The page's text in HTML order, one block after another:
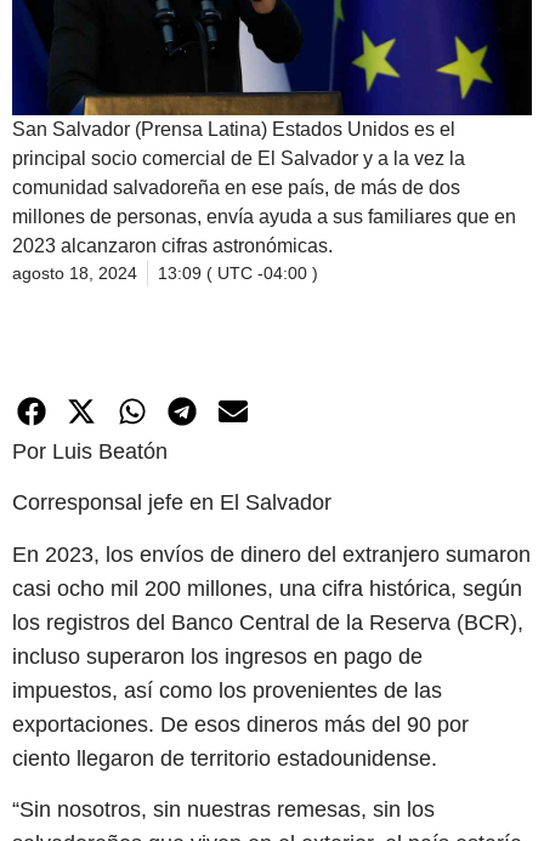
San Salvador (Prensa Latina) Estados Unidos es el
principal socio comercial de El Salvador y a la vez la
comunidad salvadoreña en ese país, de más de dos
millones de personas, envía ayuda a sus familiares que en
2023 alcanzaron cifras astronómicas.
agosto 18, 2024 13:09 ( UTC -04:00 )
Por Luis Beatón
Corresponsal jefe en El Salvador
En 2023, los envíos de dinero del extranjero sumaron
casi ocho mil 200 millones, una cifra histórica, según
los registros del Banco Central de la Reserva (BCR),
incluso superaron los ingresos en pago de
impuestos, así como los provenientes de las
exportaciones. De esos dineros más del 90 por
ciento llegaron de territorio estadounidense.
“Sin nosotros, sin nuestras remesas, sin los